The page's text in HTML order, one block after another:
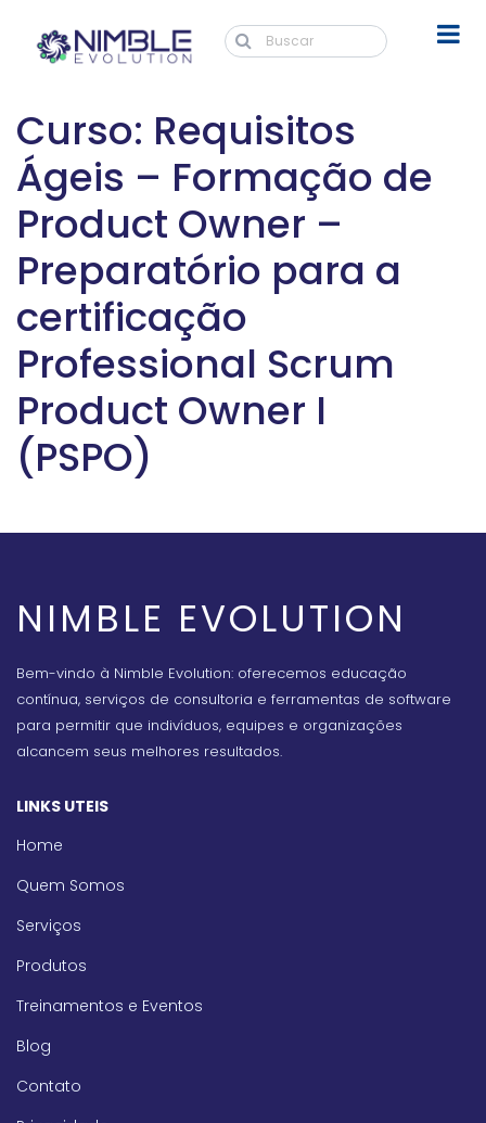
Curso: Requisitos
Ágeis – Formação de
Product Owner –
Preparatório para a
certificação
Professional Scrum
Product Owner I
(PSPO)
NIMBLE EVOLUTION
Bem-vindo à Nimble Evolution: oferecemos educação
contínua, serviços de consultoria e ferramentas de software
para permitir que indivíduos, equipes e organizações
alcancem seus melhores resultados.
LINKS UTEIS
Home
Quem Somos
Serviços
Produtos
Treinamentos e Eventos
Blog
Contato